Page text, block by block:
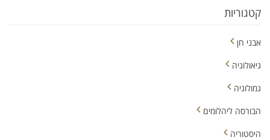
קטגוריות
אבני חן
גיאולוגיה
גמולוגיה
הבורסה ליהלומים
היסטוריה